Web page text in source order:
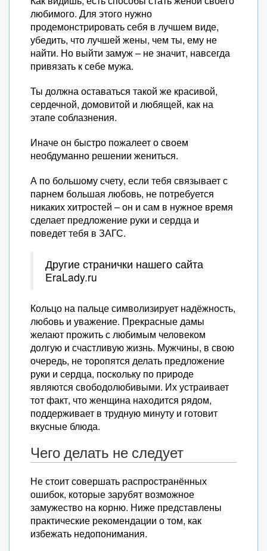
любимого. Для этого нужно
продемонстрировать себя в лучшем виде,
убедить, что лучшей жены, чем ты, ему не
найти. Но выйти замуж – не значит, навсегда
привязать к себе мужа.
Ты должна оставаться такой же красивой,
сердечной, домовитой и любящей, как на
этапе соблазнения.
Иначе он быстро пожалеет о своем
необдуманно решении жениться.
А по большому счету, если тебя связывает с
парнем большая любовь, не потребуется
никаких хитростей – он и сам в нужное время
сделает предложение руки и сердца и
поведет тебя в ЗАГС.
Другие странички нашего сайта
EraLady.ru
Кольцо на пальце символизирует надёжность,
любовь и уважение. Прекрасные дамы
желают прожить с любимым человеком
долгую и счастливую жизнь. Мужчины, в свою
очередь, не торопятся делать предложение
руки и сердца, поскольку по природе
являются свободолюбивыми. Их устраивает
тот факт, что женщина находится рядом,
поддерживает в трудную минуту и готовит
вкусные блюда.
Чего делать не следует
Не стоит совершать распространённых
ошибок, которые зарубят возможное
замужество на корню. Ниже представлены
практические рекомендации о том, как
избежать недопонимания.